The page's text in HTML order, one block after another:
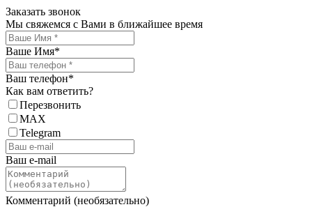
Заказать звонок
Мы свяжемся с Вами в ближайшее время
Ваше Имя*
Ваш телефон*
Как вам ответить?
Перезвонить
MAX
Telegram
Ваш e-mail
Комментарий (необязательно)